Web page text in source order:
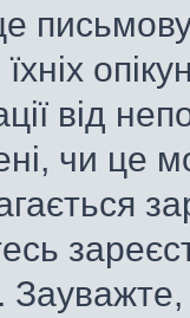
письмову
від
чи це